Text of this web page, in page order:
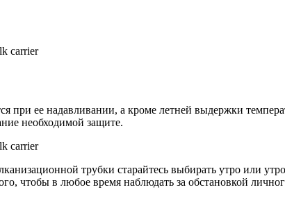
ее надавливании, а кроме летней выдержки
необходимой защите.
трубки старайтесь выбирать утро или
чтобы в любое время наблюдать за обстановкой